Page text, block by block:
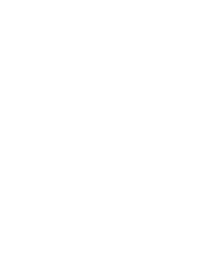
Wit H3